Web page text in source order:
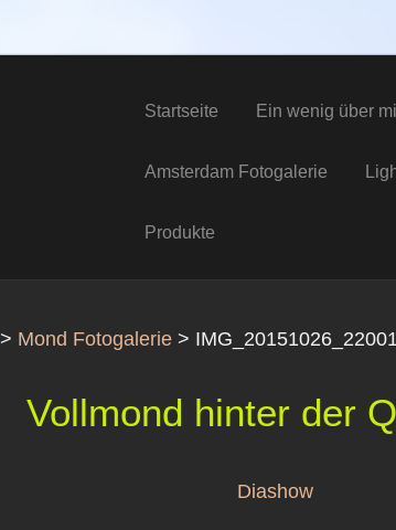
Startseite Ein wenig über
Amsterdam Fotogalerie
Produkte
> Mond Fotogalerie >
Vollmond hinter der
Diashow